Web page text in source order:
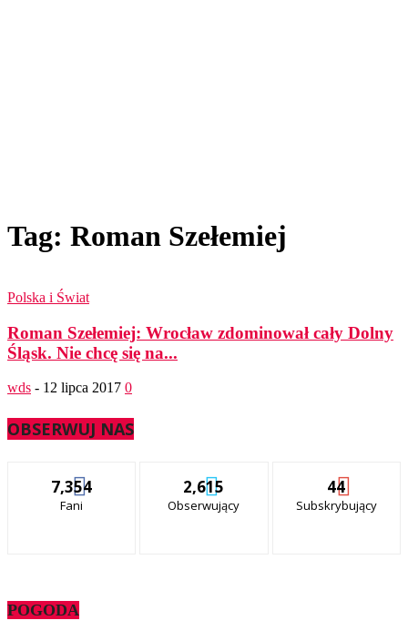
Tag: Roman Szełemiej
Polska i Świat
Roman Szełemiej: Wrocław zdominował cały Dolny
Śląsk. Nie chcę się na...
wds - 12 lipca 2017 0
OBSERWUJ NAS
7,354
Fani
2,615
Obserwujący
44
Subskrybujący
POGODA